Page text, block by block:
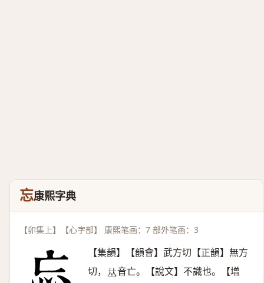
忘康熙字典
【卯集上】【心字部】 康熙笔画：7 部外笔画：3
【集韻】【韻會】武方切【正韻】無方
切， 𠀤音亡。【說文】不識也。【增